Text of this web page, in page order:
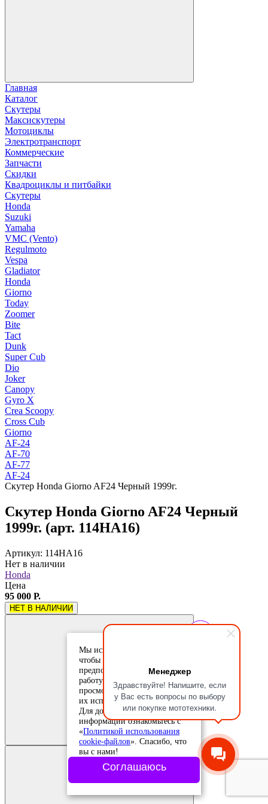
Менеджер
Здравствуйте! Напишите, если
у Вас есть вопросы по выбору
или покупке мототехники.
Главная
Каталог
Скутеры
Максискутеры
Мотоциклы
Электротранспорт
Коммерческие
Запчасти
Скидки
Квадроциклы и питбайки
Скутеры
Honda
Suzuki
Yamaha
VMC (Vento)
Regulmoto
Vespa
Gladiator
Honda
Giorno
Today
Zoomer
Bite
Tact
Dunk
Super Cub
Dio
Joker
Canopy
Gyro X
Crea Scoopy
Cross Cub
Giorno
AF-24
AF-70
AF-77
AF-24
Скутер Honda Giorno AF24 Черный 1999г.
Скутер Honda Giorno AF24 Черный
1999г. (арт. 114HA16)
Артикул: 114HA16
Нет в наличии
Honda
Цена
95 000 Р.
НЕТ В НАЛИЧИИ
Добавить в
сравнение
Добавлено в
сравнение
Мы используем cookie-файлы,
чтобы учесть ваши
предпочтения и улучшить
работу сайта. Продолжая
просмотр, вы соглашаетесь с
их использованием.
Для дополнительной
информации ознакомьтесь с
«Политикой использования
cookie-файлов». Спасибо, что
вы с нами!
Соглашаюсь